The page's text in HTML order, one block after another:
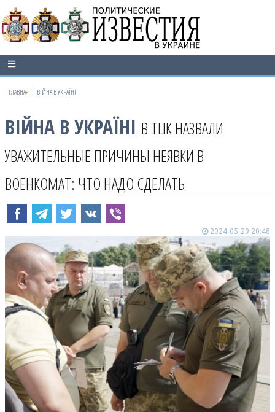
ГЛАВНАЯ ВІЙНА В УКРАЇНІ
ВІЙНА В УКРАЇНІ В ТЦК НАЗВАЛИ
УВАЖИТЕЛЬНЫЕ ПРИЧИНЫ НЕЯВКИ В
ВОЕНКОМАТ: ЧТО НАДО СДЕЛАТЬ
2024-05-29 20:48